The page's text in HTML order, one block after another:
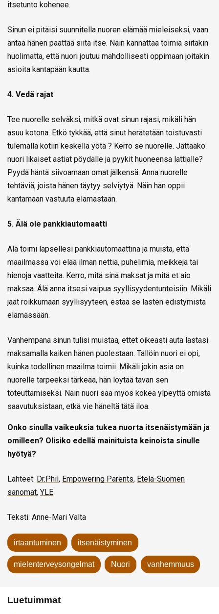
itsetunto kohenee.
Sinun ei pitäisi suunnitella nuoren elämää mieleiseksi, vaan
antaa hänen päättää siitä itse. Näin kannattaa toimia siitäkin
huolimatta, että nuori joutuu mahdollisesti oppimaan joitakin
asioita kantapään kautta.
4. Vedä rajat
Tee nuorelle selväksi, mitkä ovat sinun rajasi, mikäli hän
asuu kotona. Etkö tykkää, että sinut herätetään toistuvasti
tulemalla kotiin keskellä yötä ? Kerro se nuorelle. Jättääkö
nuori likaiset astiat pöydälle ja pyykit huoneensa lattialle?
Pyydä häntä siivoamaan omat jälkensä. Anna nuorelle
tehtäviä, joista hänen täytyy selviytyä. Näin hän oppii
kantamaan vastuuta elämästään.
5. Älä ole pankkiautomaatti
Älä toimi lapsellesi pankkiautomaattina ja muista, että
maailmassa voi elää ilman nettiä, puhelimia, meikkejä tai
hienoja vaatteita. Kerro, mitä sinä maksat ja mitä et aio
maksaa. Älä anna itsesi vaipua syyllisyydentunteisiin. Mikäli
jäät roikkumaan syyllisyyteen, estää se lasten edistymistä
elämässään.
Vanhempana sinun tulisi muistaa, ettet oikeasti auta lastasi
maksamalla kaiken hänen puolestaan. Tällöin nuori ei opi,
kuinka todellinen maailma toimii. Mikäli jokin asia on
nuorelle tarpeeksi tärkeää, hän löytää tavan sen
toteuttamiseksi. Näin nuori saa myös kokea ylpeyttä omista
saavutuksistaan, etkä vie häneltä tätä iloa.
Onko sinulla vaikeuksia tukea nuorta itsenäistymään ja
omilleen? Olisiko edellä mainituista keinoista sinulle
hyötyä?
Lähteet: Dr.Phil, Empowering Parents, Etelä-Suomen
sanomat, YLE
Teksti: Anne-Mari Valta
irtaantuminen itsenäistyminen
mielenterveysongelmat Nuori vanhemmuus
Luetuimmat